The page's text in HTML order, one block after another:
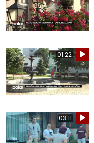
01:22
03:11